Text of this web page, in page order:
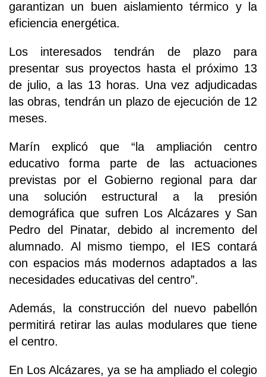
garantizan un buen aislamiento térmico y la
eficiencia energética.
Los interesados tendrán de plazo para
presentar sus proyectos hasta el próximo 13
de julio, a las 13 horas. Una vez adjudicadas
las obras, tendrán un plazo de ejecución de 12
meses.
Marín explicó que “la ampliación centro
educativo forma parte de las actuaciones
previstas por el Gobierno regional para dar
una solución estructural a la presión
demográfica que sufren Los Alcázares y San
Pedro del Pinatar, debido al incremento del
alumnado. Al mismo tiempo, el IES contará
con espacios más modernos adaptados a las
necesidades educativas del centro”.
Además, la construcción del nuevo pabellón
permitirá retirar las aulas modulares que tiene
el centro.
En Los Alcázares, ya se ha ampliado el colegio